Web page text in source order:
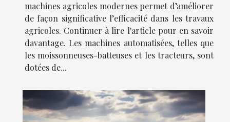
machines agricoles modernes permet d’améliorer
de façon significative l’efficacité dans les travaux
agricoles. Continuer à lire l'article pour en savoir
davantage. Les machines automatisées, telles que
les moissonneuses-batteuses et les tracteurs, sont
dotées de...